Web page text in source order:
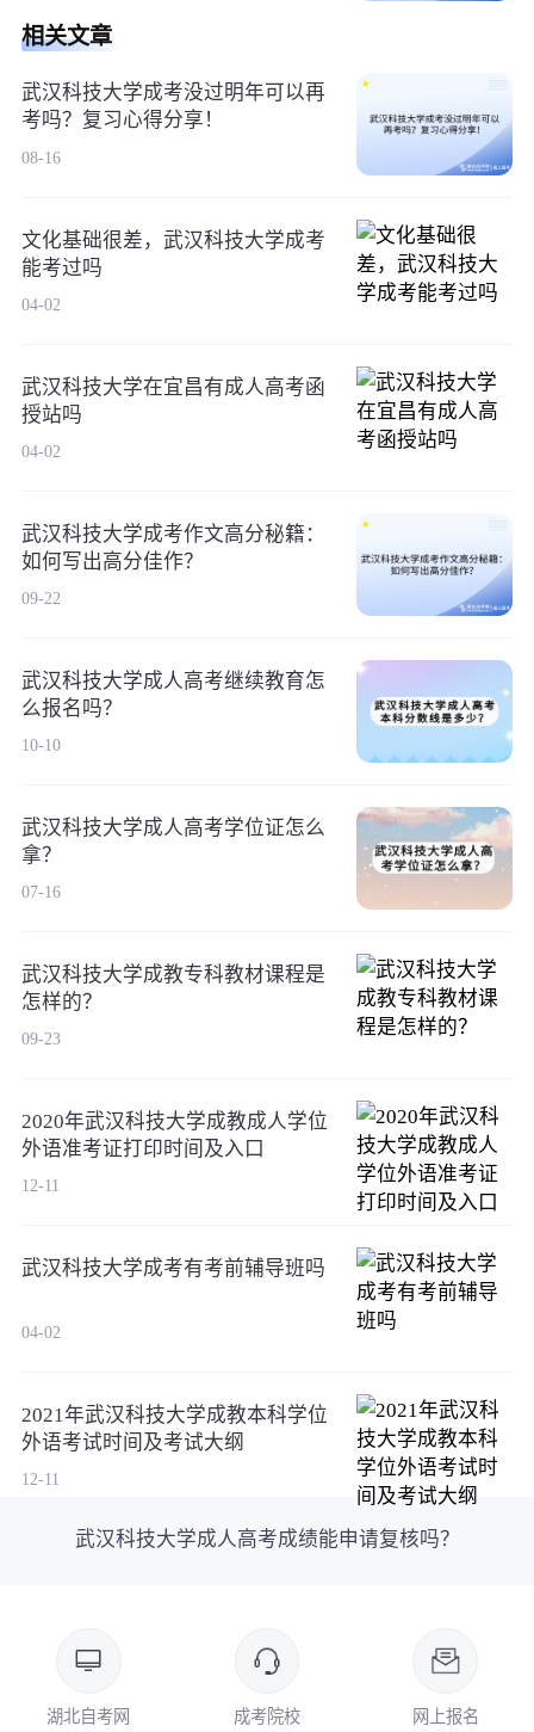
相关文章
武汉科技大学成考没过明年可以再
考吗？复习心得分享！
08-16
文化基础很差，武汉科技大学成考
能考过吗
04-02
武汉科技大学在宜昌有成人高考函
授站吗
04-02
武汉科技大学成考作文高分秘籍：
如何写出高分佳作？
09-22
武汉科技大学成人高考继续教育怎
么报名吗？
10-10
武汉科技大学成人高考学位证怎么
拿？
07-16
武汉科技大学成教专科教材课程是
怎样的？
09-23
2020年武汉科技大学成教成人学位
外语准考证打印时间及入口
12-11
武汉科技大学成考有考前辅导班吗
04-02
2021年武汉科技大学成教本科学位
外语考试时间及考试大纲
12-11
武汉科技大学成人高考成绩能申请复核吗？
湖北自考网 成考院校 网上报名